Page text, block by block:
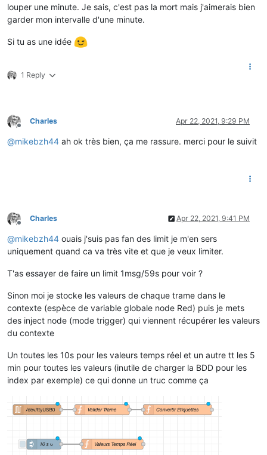
louper une minute. Je sais, c'est pas la mort mais j'aimerais bien
garder mon intervalle d'une minute.
Si tu as une idée
1 Reply
Offline
Charles Apr 22, 2021, 9:29 PM
@mikebzh44 ah ok très bien, ça me rassure. merci pour le suivit
Offline
Charles Apr 22, 2021, 9:41 PM
@mikebzh44 ouais j'suis pas fan des limit je m'en sers
uniquement quand ca va très vite et que je veux limiter.
T'as essayer de faire un limit 1msg/59s pour voir ?
Sinon moi je stocke les valeurs de chaque trame dans le
contexte (espèce de variable globale node Red) puis je mets
des inject node (mode trigger) qui viennent récupérer les valeurs
du contexte
Un toutes les 10s pour les valeurs temps réel et un autre tt les 5
min pour toutes les valeurs (inutile de charger la BDD pour les
index par exemple) ce qui donne un truc comme ça